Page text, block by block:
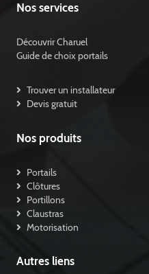
Nos services
Découvrir Charuel
Guide de choix portails
Trouver un installateur
Devis gratuit
Nos produits
Portails
Clôtures
Portillons
Claustras
Motorisation
Autres liens